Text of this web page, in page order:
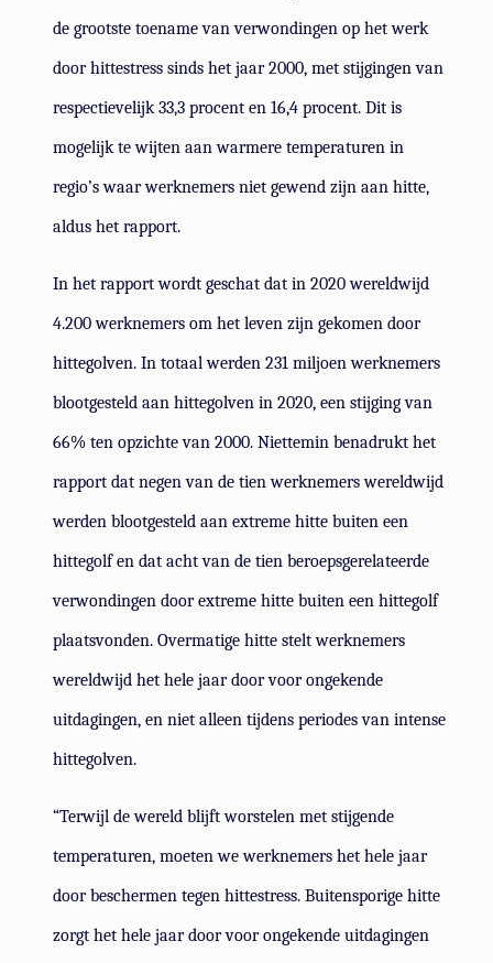
de grootste toename van verwondingen op het werk
door hittestress sinds het jaar 2000, met stijgingen van
respectievelijk 33,3 procent en 16,4 procent. Dit is
mogelijk te wijten aan warmere temperaturen in
regio’s waar werknemers niet gewend zijn aan hitte,
aldus het rapport.
In het rapport wordt geschat dat in 2020 wereldwijd
4.200 werknemers om het leven zijn gekomen door
hittegolven. In totaal werden 231 miljoen werknemers
blootgesteld aan hittegolven in 2020, een stijging van
66% ten opzichte van 2000. Niettemin benadrukt het
rapport dat negen van de tien werknemers wereldwijd
werden blootgesteld aan extreme hitte buiten een
hittegolf en dat acht van de tien beroepsgerelateerde
verwondingen door extreme hitte buiten een hittegolf
plaatsvonden. Overmatige hitte stelt werknemers
wereldwijd het hele jaar door voor ongekende
uitdagingen, en niet alleen tijdens periodes van intense
hittegolven.
“Terwijl de wereld blijft worstelen met stijgende
temperaturen, moeten we werknemers het hele jaar
door beschermen tegen hittestress. Buitensporige hitte
zorgt het hele jaar door voor ongekende uitdagingen